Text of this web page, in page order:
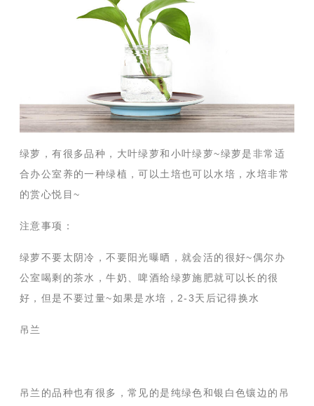
绿萝，有很多品种，大叶绿萝和小叶绿萝~绿萝是非常适
合办公室养的一种绿植，可以土培也可以水培，水培非常
的赏心悦目~
注意事项：
绿萝不要太阴冷，不要阳光曝晒，就会活的很好~偶尔办
公室喝剩的茶水，牛奶、啤酒给绿萝施肥就可以长的很
好，但是不要过量~如果是水培，2-3天后记得换水
吊兰
吊兰的品种也有很多，常见的是纯绿色和银白色镶边的吊